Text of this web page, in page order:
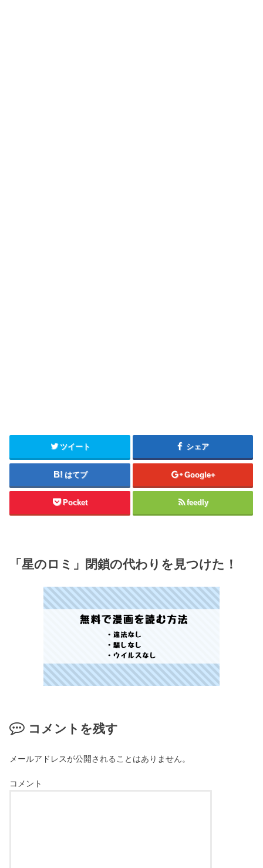
ツイート シェア
はてブ Google+
Pocket feedly
「星のロミ」閉鎖の代わりを見つけた！
コメントを残す
メールアドレスが公開されることはありません。
コメント